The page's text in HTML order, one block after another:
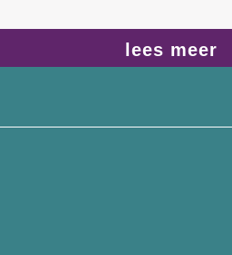
lees meer